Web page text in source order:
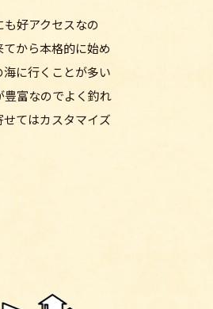
好アクセスなの
から本格的に始め
に行くことが多い
富なのでよく釣れ
てはカスタマイズ